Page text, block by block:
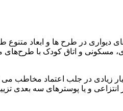
دیواری در طرح ها و ابعاد
مسکونی و اتاق کودک با
زیادی در جلب اعتماد
و یا پوسترهای سه بعدی